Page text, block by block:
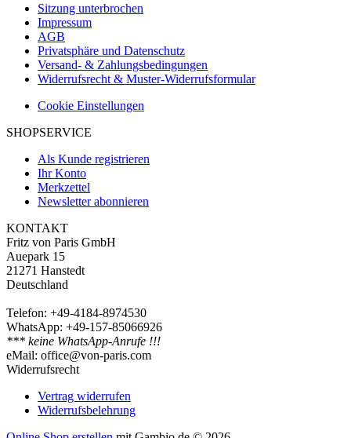
Sitzung unterbrochen
Impressum
AGB
Privatsphäre und Datenschutz
Versand- & Zahlungsbedingungen
Widerrufsrecht & Muster-Widerrufsformular
Cookie Einstellungen
SHOPSERVICE
Als Kunde registrieren
Ihr Konto
Merkzettel
Newsletter abonnieren
KONTAKT
Fritz von Paris GmbH
Auepark 15
21271 Hanstedt
Deutschland
Telefon: +49-4184-8974530
WhatsApp: +49-157-85066926
*** keine WhatsApp-Anrufe !!!
eMail: office@von-paris.com
Widerrufsrecht
Vertrag widerrufen
Widerrufsbelehrung